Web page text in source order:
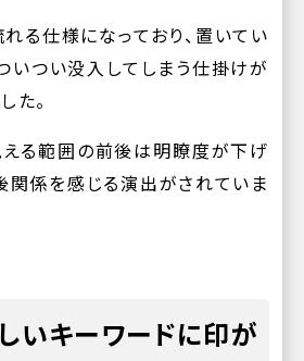
る仕様になっており、置いてい
いつい没入してしまう仕掛けが
た。
える範囲の前後は明瞭度が下げ
関係を感じる演出がされていま
いキーワードに印が